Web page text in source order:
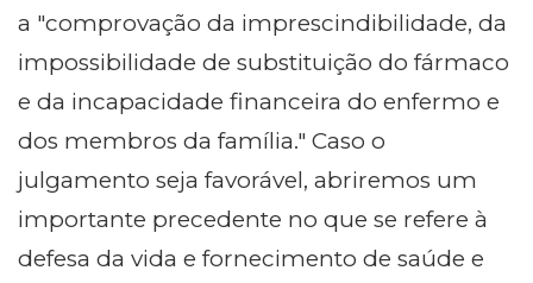
a "comprovação da imprescindibilidade, da
impossibilidade de substituição do fármaco
e da incapacidade financeira do enfermo e
dos membros da família." Caso o
julgamento seja favorável, abriremos um
importante precedente no que se refere à
defesa da vida e fornecimento de saúde e